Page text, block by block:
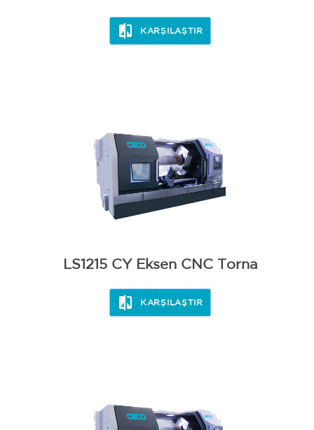
KARŞILAŞTIR
LS1215 CY Eksen CNC Torna
KARŞILAŞTIR